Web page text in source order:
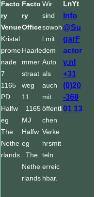
Facto
ry
Venue
Kristal
prome
nade
7
1165
PD
Halfw
eg
The
Nethe
rlands
Facto
ry
Office
Haarle
mmer
straat
weg
11
1165
MJ
Halfw
eg
The
Nethe
rlands
Wir
sind
sowoh
l mit
dem
Auto
als
auch
mit
öffentli
chen
Verke
hrsmit
teln
erreic
hbar.
LnYt
Info
@Su
garF
actor
y.nl
+31
(0)20
-369
01 13